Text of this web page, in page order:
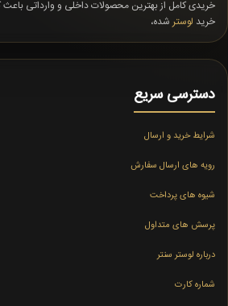
خریدی کامل از بهترین محصولات داخلی و وارداتی
خرید لوستر شده،
دسترسی سریع
شرایط خرید و ارسال
رویه های ارسال سفارش
شیوه های پرداخت
پرسش های متداول
درباره لوستر سنتر
شماره کارت